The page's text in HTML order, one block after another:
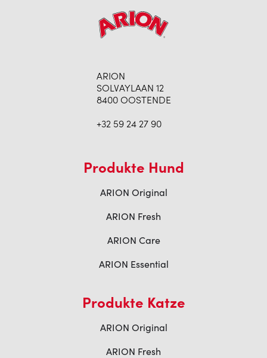
ARION
SOLVAYLAAN 12
8400 OOSTENDE
+32 59 24 27 90
Produkte Hund
ARION Original
ARION Fresh
ARION Care
ARION Essential
Produkte Katze
ARION Original
ARION Fresh